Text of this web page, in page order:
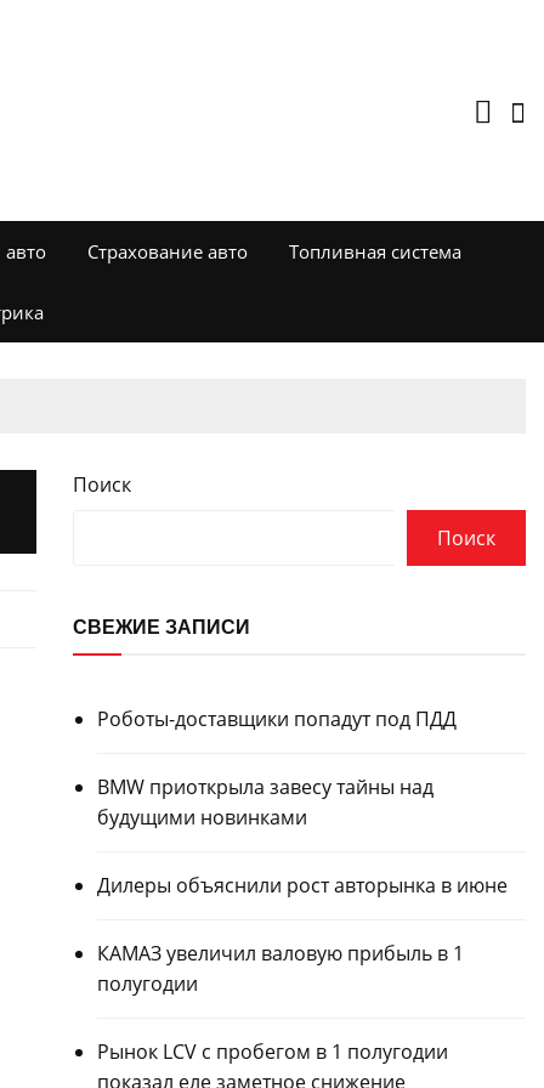
Страхование авто Топливная система
Поиск
Поиск
СВЕЖИЕ ЗАПИСИ
Роботы-доставщики попадут под ПДД
BMW приоткрыла завесу тайны над
будущими новинками
Дилеры объяснили рост авторынка в июне
КАМАЗ увеличил валовую прибыль в 1
полугодии
Рынок LCV с пробегом в 1 полугодии
показал еле заметное снижение